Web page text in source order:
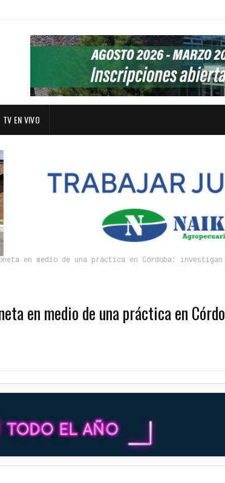
TV EN VIVO
en medio de una práctica en Córdoba:
en medio de una práctica en